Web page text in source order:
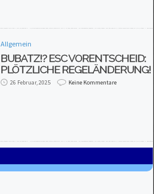
Allgemein
BUBATZ!? ESC VORENTSCHEID:
PLÖTZLICHE REGELÄNDERUNG!
26 Februar, 2025 Keine Kommentare